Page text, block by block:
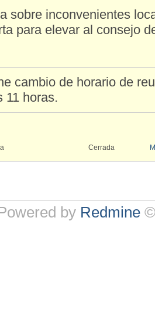
sobre inconvenientes
para elevar al consejo
cambio de horario de
11 horas.
Cerrada
by Redmine